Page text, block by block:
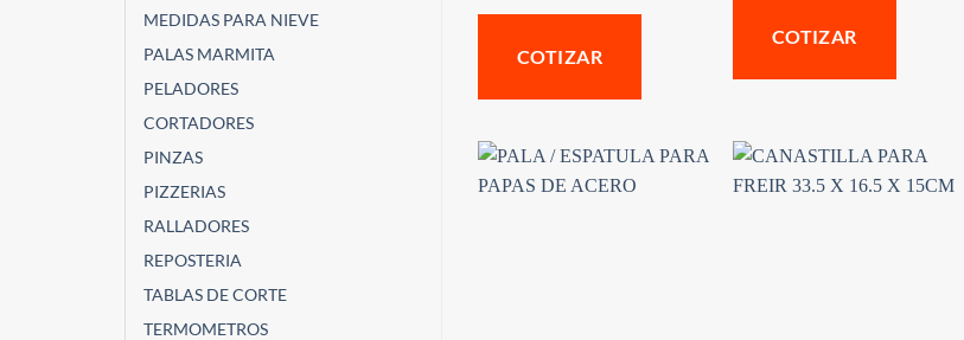
MEDIDAS PARA NIEVE
PALAS MARMITA
PELADORES
CORTADORES
PINZAS
PIZZERIAS
RALLADORES
REPOSTERIA
TABLAS DE CORTE
TERMOMETROS
COTIZAR
COTIZAR